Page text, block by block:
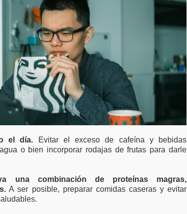
el día. Evitar el exceso de cafeína y bebidas
o bien incorporar rodajas de frutas para darle
una combinación de proteínas magras,
A ser posible, preparar comidas caseras y evitar